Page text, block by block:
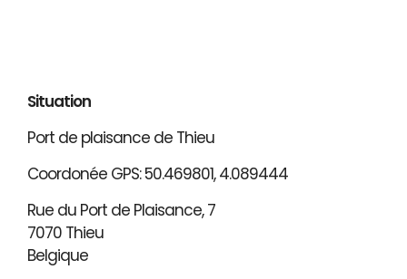
Situation
Port de plaisance de Thieu
Coordonée GPS: 50.469801, 4.089444
Rue du Port de Plaisance, 7
7070 Thieu
Belgique